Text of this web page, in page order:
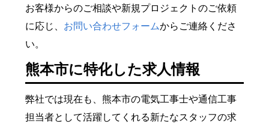
お客様からのご相談や新規プロジェクトのご依頼
に応じ、 お問い合わせフォームからご連絡くださ
い。
熊本市に特化した求人情報
弊社では現在も、熊本市の電気工事士や通信工事
担当者として活躍してくれる新たなスタッフの求